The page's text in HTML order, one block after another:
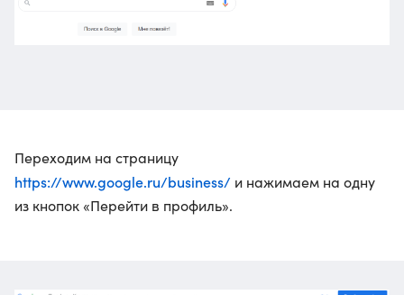
Переходим на страницу
https://www.google.ru/business/ и нажимаем на одну
из кнопок «Перейти в профиль».